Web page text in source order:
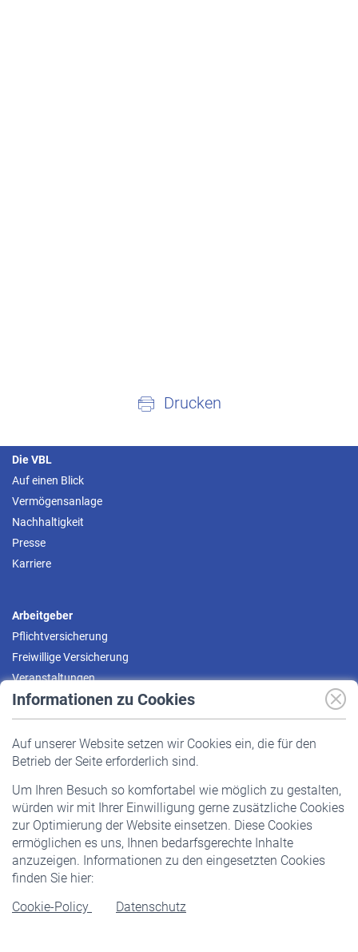
Informationen zu Cookies
Auf unserer Website setzen wir Cookies ein, die für den
Betrieb der Seite erforderlich sind.
Um Ihren Besuch so komfortabel wie möglich zu gestalten,
würden wir mit Ihrer Einwilligung gerne zusätzliche Cookies
zur Optimierung der Website einsetzen. Diese Cookies
ermöglichen es uns, Ihnen bedarfsgerechte Inhalte
anzuzeigen. Informationen zu den eingesetzten Cookies
finden Sie hier:
Cookie-Policy
Datenschutz
Drucken
Die VBL
Auf einen Blick
Vermögensanlage
Nachhaltigkeit
Presse
Karriere
Arbeitgeber
Pflichtversicherung
Freiwillige Versicherung
Veranstaltungen
Pflichtversicherung
Staatliche Förderung
Veranstaltungen
Rentner
Rentenbeginn
Rente beantragen